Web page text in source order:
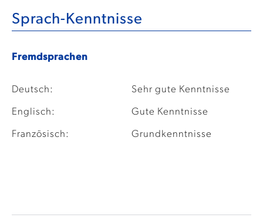
Sprach-Kenntnisse
Fremdsprachen
Deutsch: Sehr gute Kenntnisse
Englisch: Gute Kenntnisse
Französisch: Grundkenntnisse